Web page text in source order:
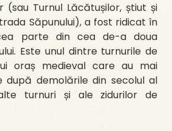
(sau Turnul Lăcătușilor, știut și
Săpunului), a fost ridicat în
parte din cea de-a doua
Este unul dintre turnurile de
oraș medieval care au mai
după demolările din secolul al
turnuri și ale zidurilor de